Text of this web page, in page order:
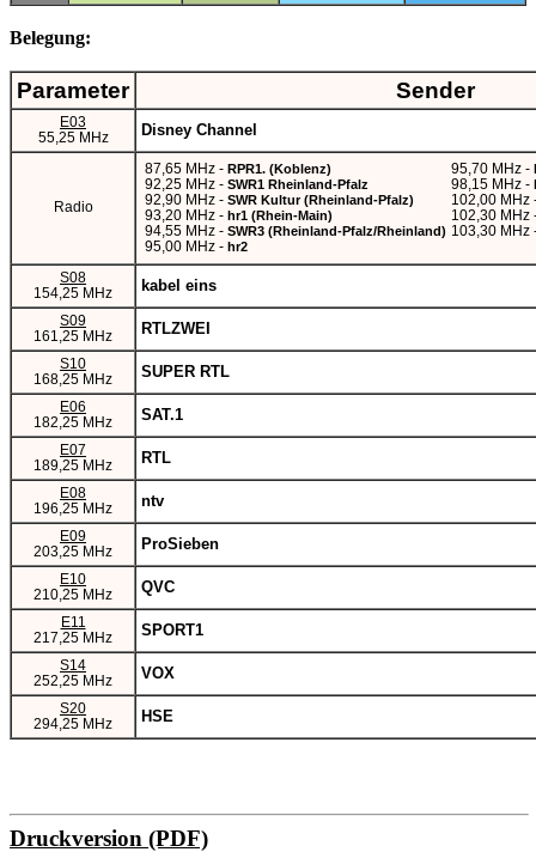
Belegung:
Parameter Sender
E03
55,25 MHz
Disney Channel
Radio
87,65 MHz - RPR1. (Koblenz)
92,25 MHz - SWR1 Rheinland-Pfalz
92,90 MHz - SWR Kultur (Rheinland-Pfalz)
93,20 MHz - hr1 (Rhein-Main)
94,55 MHz - SWR3 (Rheinland-Pfalz/Rheinland)
95,00 MHz - hr2
95,70 MHz -
98,15 MHz -
102,00 MHz
102,30 MHz
103,30 MHz
S08
154,25 MHz
kabel eins
S09
161,25 MHz
RTLZWEI
S10
168,25 MHz
SUPER RTL
E06
182,25 MHz
SAT.1
E07
189,25 MHz
RTL
E08
196,25 MHz
ntv
E09
203,25 MHz
ProSieben
E10
210,25 MHz
QVC
E11
217,25 MHz
SPORT1
S14
252,25 MHz
VOX
S20
294,25 MHz
HSE
Druckversion (PDF)